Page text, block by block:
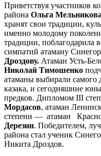
Приветствуя участников
района Ольга Мельникова
хранят свои традиции,
именно молодому
традиции, поблагодарила
симпатий атаману
Дроздову. Атаман Усть-
Николай Тимошенко
атаманы выбирали самого
казака, и сегодняшние
предков. Дипломом III
Мордасов, атаман
степени — атаман
Дерезин. Победителем,
района стал ученик
Никита Дроздов.